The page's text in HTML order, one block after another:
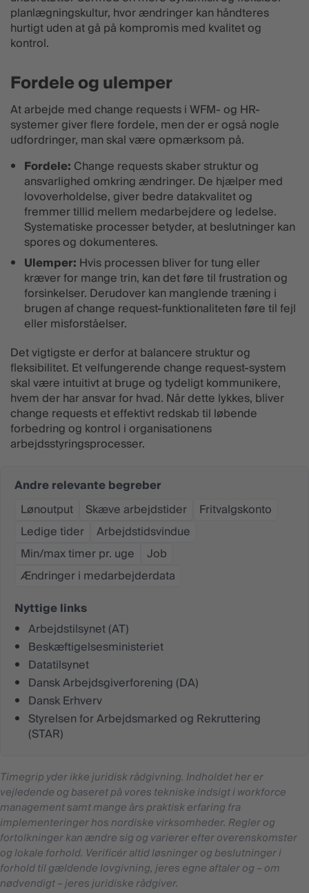
planlægningskultur, hvor ændringer kan håndteres
hurtigt uden at gå på kompromis med kvalitet og
kontrol.
Fordele og ulemper
At arbejde med change requests i WFM- og HR-
systemer giver flere fordele, men der er også nogle
udfordringer, man skal være opmærksom på.
Fordele: Change requests skaber struktur og
ansvarlighed omkring ændringer. De hjælper med
lovoverholdelse, giver bedre datakvalitet og
fremmer tillid mellem medarbejdere og ledelse.
Systematiske processer betyder, at beslutninger kan
spores og dokumenteres.
Ulemper: Hvis processen bliver for tung eller
kræver for mange trin, kan det føre til frustration og
forsinkelser. Derudover kan manglende træning i
brugen af change request-funktionaliteten føre til fejl
eller misforståelser.
Det vigtigste er derfor at balancere struktur og
fleksibilitet. Et velfungerende change request-system
skal være intuitivt at bruge og tydeligt kommunikere,
hvem der har ansvar for hvad. Når dette lykkes, bliver
change requests et effektivt redskab til løbende
forbedring og kontrol i organisationens
arbejdsstyringsprocesser.
Andre relevante begreber
Lønoutput
Skæve arbejdstider
Fritvalgskonto
Ledige tider
Arbejdstidsvindue
Min/max timer pr. uge
Job
Ændringer i medarbejderdata
Nyttige links
Arbejdstilsynet (AT)
Beskæftigelsesministeriet
Datatilsynet
Dansk Arbejdsgiverforening (DA)
Dansk Erhverv
Styrelsen for Arbejdsmarked og Rekruttering
(STAR)
Timegrip yder ikke juridisk rådgivning. Indholdet her er
vejledende og baseret på vores tekniske indsigt i workforce
management samt mange års praktisk erfaring fra
implementeringer hos nordiske virksomheder. Regler og
fortolkninger kan ændre sig og varierer efter overenskomster
og lokale forhold. Verificér altid løsninger og beslutninger i
forhold til gældende lovgivning, jeres egne aftaler og – om
nødvendigt – jeres juridiske rådgiver.